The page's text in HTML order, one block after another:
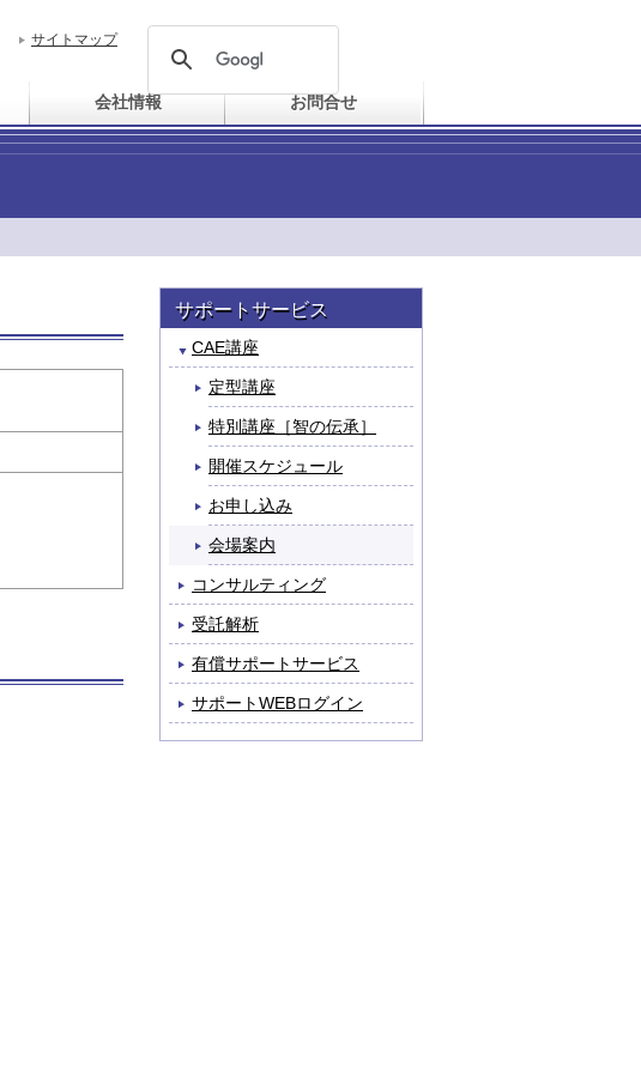
サイトマップ
会社情報 お問合せ
サポートサービス
CAE講座
定型講座
特別講座［智の伝承］
開催スケジュール
お申し込み
会場案内
コンサルティング
受託解析
有償サポートサービス
サポートWEBログイン